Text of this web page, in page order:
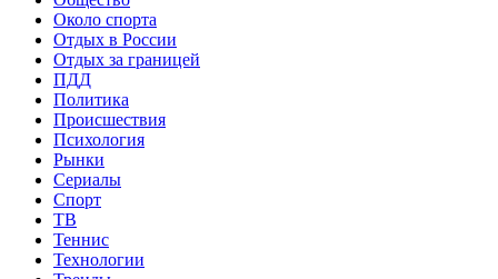
Около спорта
Отдых в России
Отдых за границей
ПДД
Политика
Происшествия
Психология
Рынки
Сериалы
Спорт
ТВ
Теннис
Технологии